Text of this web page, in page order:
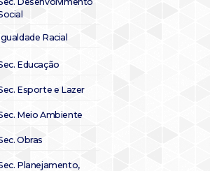
Racial
Educação
Esporte e Lazer
Meio Ambiente
Obras
Planejamento,